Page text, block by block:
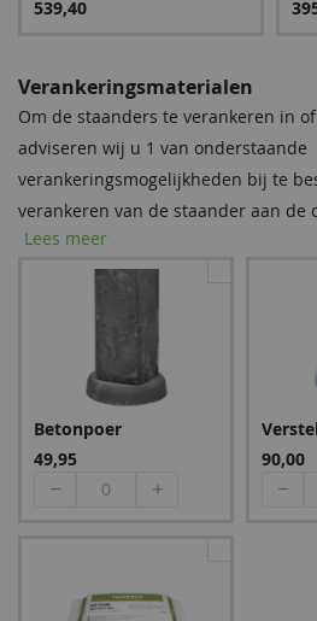
Groen
862,65
Bruin
862,65
Blauw
1.024,65
539,40
Verankeringsmaterialen
Om de staanders te verankeren in
adviseren wij u 1 van onderstaande
verankeringsmogelijkheden bij te
verankeren van de staander aan de
constructie beter beschermt tegen
per stuk weergegeven. Indien u
Lees meer
Betonpoer
49,95
90,00